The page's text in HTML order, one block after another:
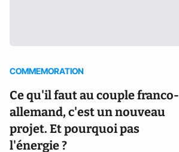
COMMEMORATION
Ce qu'il faut au couple franco-
allemand, c'est un nouveau
projet. Et pourquoi pas
l'énergie ?